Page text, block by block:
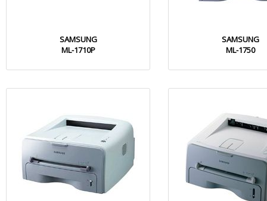
SAMSUNG
ML-1710P
SAMSUNG
ML-1750